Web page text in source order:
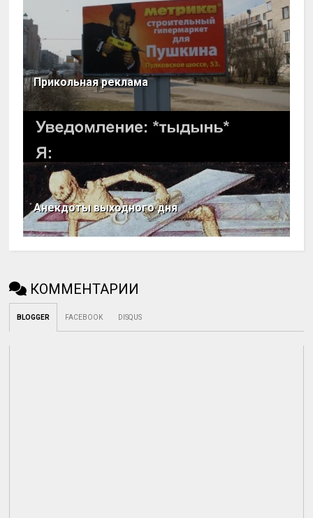
Прикольная реклама
Анекдоты выходного дня
КОММЕНТАРИИ
BLOGGER FACEBOOK DISQUS